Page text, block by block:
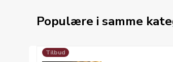
Populære i samme
Tilbud